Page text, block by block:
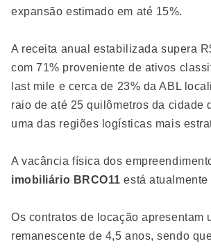
expansão estimado em até 15%.
A receita anual estabilizada supera
com 71% proveniente de ativos
last mile e cerca de 23% da ABL
raio de até 25 quilômetros da cidade
uma das regiões logísticas mais
A vacância física dos
imobiliário BRCO11está atualmente
Os contratos de locação apresentam
remanescente de 4,5 anos, sendo